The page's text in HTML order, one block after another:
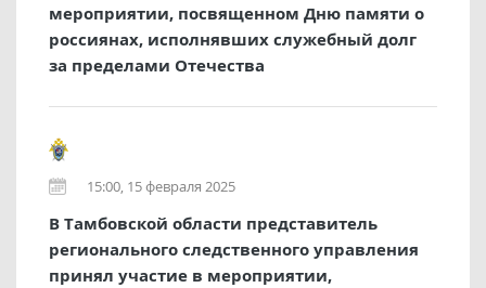
мероприятии, посвященном Дню памяти о
россиянах, исполнявших служебный долг
за пределами Отечества
15:00, 15 февраля 2025
В Тамбовской области представитель
регионального следственного управления
принял участие в мероприятии,